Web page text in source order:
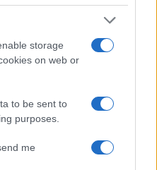
storage
on web or
to be sent to
purposes.
me
szokások. Összegyűjtöttünk
is érdemes